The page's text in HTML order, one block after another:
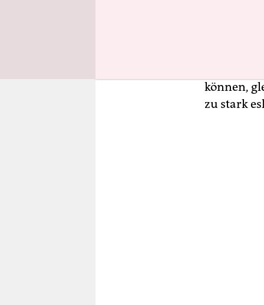
nachdem
können,
zu stark